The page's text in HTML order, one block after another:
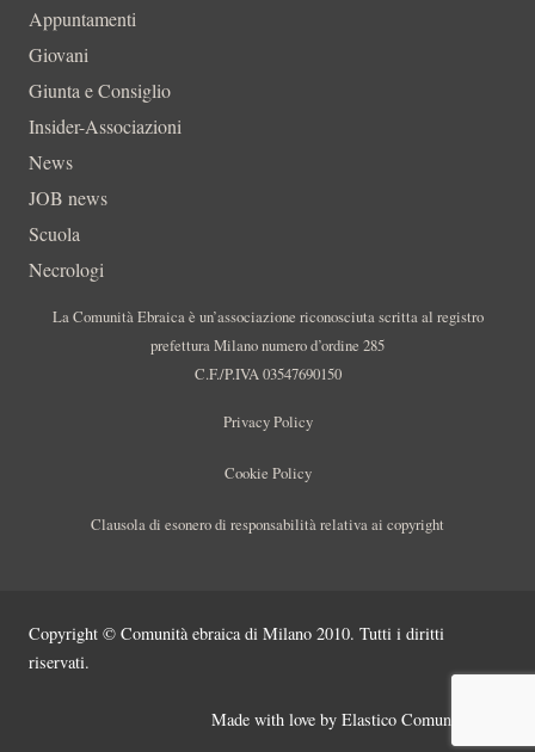
Appuntamenti
Giovani
Giunta e Consiglio
Insider-Associazioni
News
JOB news
Scuola
Necrologi
La Comunità Ebraica è un’associazione riconosciuta scritta al registro
prefettura Milano numero d’ordine 285
C.F./P.IVA 03547690150
Privacy Policy
Cookie Policy
Clausola di esonero di responsabilità relativa ai copyright
Copyright © Comunità ebraica di Milano 2010. Tutti i diritti
riservati.
Made with love by Elastico Comunicazione